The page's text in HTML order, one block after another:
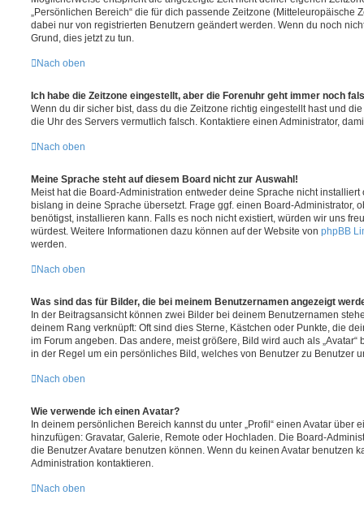
„Persönlichen Bereich“ die für dich passende Zeitzone (Mitteleuropäische
dabei nur von registrierten Benutzern geändert werden. Wenn du noch
Grund, dies jetzt zu tun.
Nach oben
Ich habe die Zeitzone eingestellt, aber die Forenuhr geht immer noch
Wenn du dir sicher bist, dass du die Zeitzone richtig eingestellt hast und
die Uhr des Servers vermutlich falsch. Kontaktiere einen Administrator,
Nach oben
Meine Sprache steht auf diesem Board nicht zur Auswahl!
Meist hat die Board-Administration entweder deine Sprache nicht
bislang in deine Sprache übersetzt. Frage ggf. einen Board-Administrator,
benötigst, installieren kann. Falls es noch nicht existiert, würden wir uns
würdest. Weitere Informationen dazu können auf der Website von phpBB
werden.
Nach oben
Was sind das für Bilder, die bei meinem Benutzernamen angezeigt
In der Beitragsansicht können zwei Bilder bei deinem Benutzernamen
deinem Rang verknüpft: Oft sind dies Sterne, Kästchen oder Punkte, die
im Forum angeben. Das andere, meist größere, Bild wird auch als
in der Regel um ein persönliches Bild, welches von Benutzer zu Benutzer
Nach oben
Wie verwende ich einen Avatar?
In deinem persönlichen Bereich kannst du unter „Profil“ einen Avatar über
hinzufügen: Gravatar, Galerie, Remote oder Hochladen. Die Board-
die Benutzer Avatare benutzen können. Wenn du keinen Avatar benutzen
Administration kontaktieren.
Nach oben